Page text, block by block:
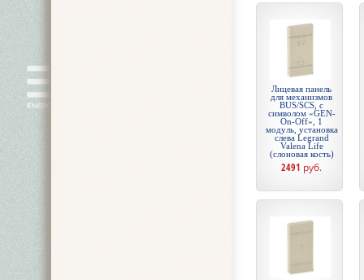
Лицевая панель
для механизмов
BUS/SCS, с
символом «GEN-
On-Off», 1
модуль, установка
слева Legrand
Valena Life
(слоновая кость)
2491 руб.